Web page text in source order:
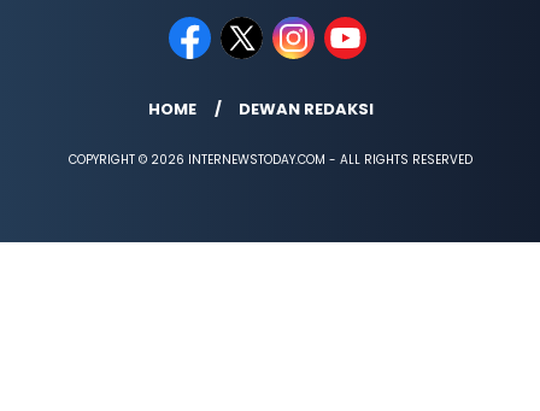
HOME DEWAN REDAKSI
COPYRIGHT © 2026 INTERNEWSTODAY.COM - ALL RIGHTS RESERVED